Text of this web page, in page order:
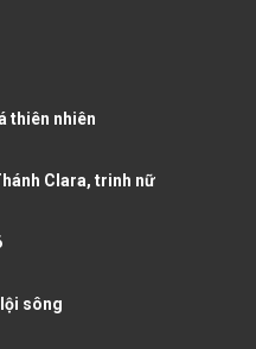
g
thiên nhiên
Clara, trinh nữ
sông